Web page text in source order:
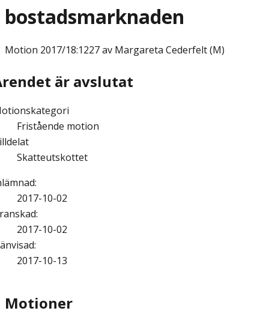
bostadsmarknaden
Motion 2017/18:1227 av Margareta Cederfelt (M)
är avslutat
Fristående motion
Skatteutskottet
:
2017-10-02
:
2017-10-02
:
2017-10-13
Motioner